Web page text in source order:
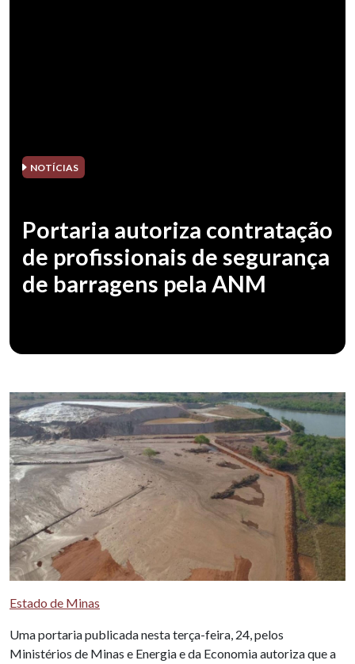
NOTÍCIAS
Portaria autoriza contratação
de profissionais de segurança
de barragens pela ANM
Estado de Minas
Uma portaria publicada nesta terça-feira, 24, pelos
Ministérios de Minas e Energia e da Economia autoriza que a